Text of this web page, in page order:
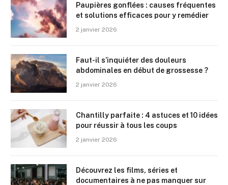
Paupières gonflées : causes fréquentes
et solutions efficaces pour y remédier
2 janvier 2026
Faut-il s’inquiéter des douleurs
abdominales en début de grossesse ?
2 janvier 2026
Chantilly parfaite : 4 astuces et 10 idées
pour réussir à tous les coups
2 janvier 2026
Découvrez les films, séries et
documentaires à ne pas manquer sur